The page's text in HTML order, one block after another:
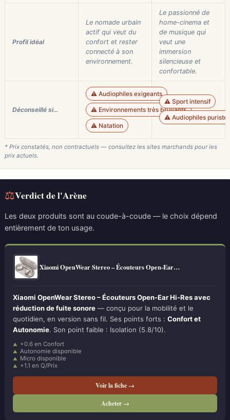
Profil idéal
Le nomade urbain
actif qui veut du
confort et rester
connecté à son
environnement.
Le passionné de
home-cinema et
de musique qui
veut une
immersion
silencieuse et
confortable.
Déconseillé si…
⚠️ Audiophiles exigeants
⚠️ Environnements très bruyants
⚠️ Natation
⚠️ Sport intensif
⚠️ Audiophiles
* Prix constatés, non contractuels — consultez les sites marchands pour les
prix actuels.
⚖Verdict de l'Arène
Les deux produits sont au coude-à-coude — le choix dépend
entièrement de ton usage.
Xiaomi OpenWear Stereo – Écouteurs Open-Ear…
Xiaomi OpenWear Stereo – Écouteurs Open-Ear Hi-Res avec
réduction de fuite sonore — conçu pour la mobilité et le
quotidien, en version sans fil. Ses points forts : Confort et
Autonomie. Son point faible : Isolation (5.8/10).
+0.6 en Confort
Autonomie disponible
Micro disponible
+1.1 en Q/Prix
Voir la fiche →
Acheter →